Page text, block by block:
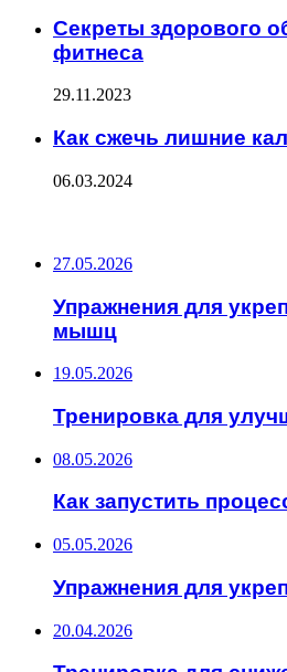
Секреты здорового
фитнеса
29.11.2023
Как сжечь лишние
06.03.2024
27.05.2026
Упражнения для
мышц
19.05.2026
Тренировка для
08.05.2026
Как запустить
05.05.2026
Упражнения для
20.04.2026